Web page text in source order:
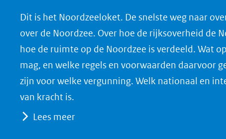
o
p
F
a
c
e
o
p
L
i
n
o
p
X
(opent
in
o
a
d
P
D
Dit is het Noordzeeloket. De snelste weg naar
over de Noordzee. Over hoe de rijksoverheid de
hoe de ruimte op de Noordzee is verdeeld. Wat
mag, en welke regels en voorwaarden daarvoor
zijn voor welke vergunning. Welk nationaal en
van kracht is.
Lees meer